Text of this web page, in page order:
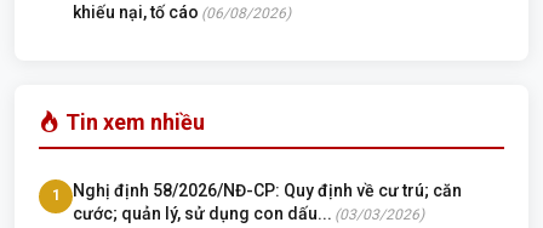
khiếu nại, tố cáo (06/08/2026)
Tin xem nhiều
1
Nghị định 58/2026/NĐ-CP: Quy định về cư trú; căn
cước; quản lý, sử dụng con dấu... (03/03/2026)